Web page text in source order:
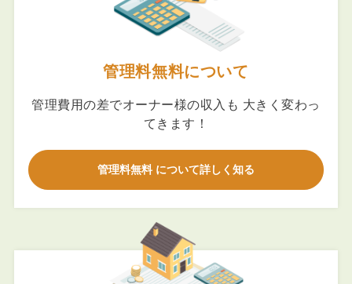
管理料無料について
管理費用の差でオーナー様の収入も 大きく変わっ
てきます！
管理料無料 について詳しく知る